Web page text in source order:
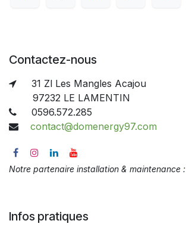
Contactez-nous
31 Zl Les Mangles Acajou
97232 LE LAMENTIN
0596.572.285
contact@domenergy97.com
Notre partenaire installation & maintenance :
Infos pratiques